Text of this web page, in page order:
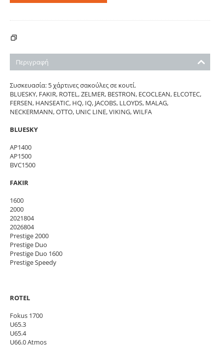
Περιγραφή
Συσκευασία: 5 χάρτινες σακούλες σε κουτί.
BLUESKY, FAKIR, ROTEL, ZELMER, BESTRON, ECOCLEAN, ELCOTEC,
FERSEN, HANSEATIC, HQ, IQ, JACOBS, LLOYDS, MALAG,
NECKERMANN, OTTO, UNIC LINE, VIKING, WILFA
BLUESKY
AP1400
AP1500
BVC1500
FAKIR
1600
2000
2021804
2026804
Prestige 2000
Prestige Duo
Prestige Duo 1600
Prestige Speedy
ROTEL
Fokus 1700
U65.3
U65.4
U66.0 Atmos